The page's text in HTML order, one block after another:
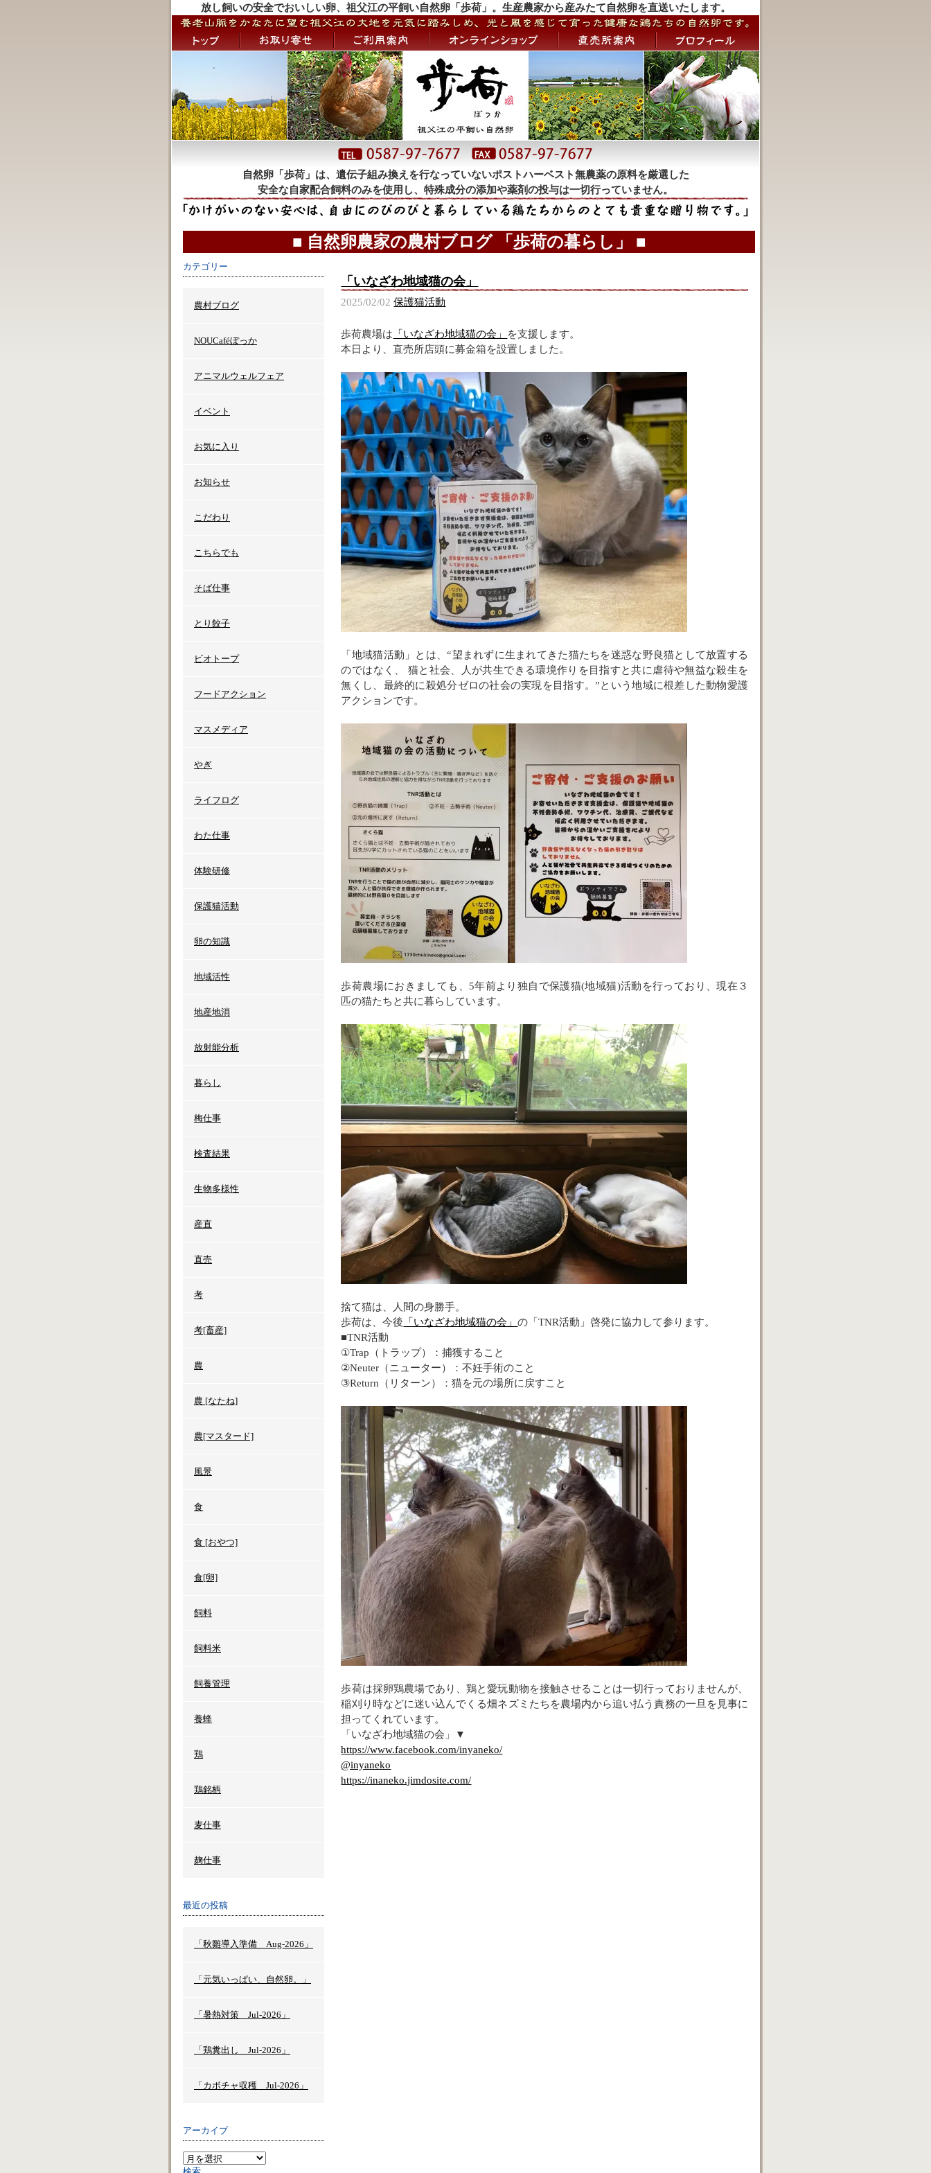
放し飼いの安全でおいしい卵、祖父江の平飼い自然卵「歩荷」。生産農家から産みたて自然卵を直送いたします。
自然卵「歩荷」は、遺伝子組み換えを行なっていないポストハーベスト無農薬の原料を厳選した
安全な自家配合飼料のみを使用し、特殊成分の添加や薬剤の投与は一切行っていません。
■ 自然卵農家の農村ブログ 「歩荷の暮らし」 ■
「いなざわ地域猫の会」
2025/02/02保護猫活動
歩荷農場は 「いなざわ地域猫の会」 を支援します。
本日より、直売所店頭に募金箱を設置しました。
「地域猫活動」とは、“望まれずに生まれてきた猫たちを迷惑な野良猫として放置する
のではなく、 猫と社会、人が共生できる環境作りを目指すと共に虐待や無益な殺生を
無くし、最終的に殺処分ゼロの社会の実現を目指す。”という地域に根差した動物愛護
アクションです。
歩荷農場におきましても、5年前より独自で保護猫(地域猫)活動を行っており、現在３
匹の猫たちと共に暮らしています。
捨て猫は、人間の身勝手。
歩荷は、今後 「いなざわ地域猫の会」の「TNR活動」啓発に協力して参ります。
■TNR活動
①Trap（トラップ）：捕獲すること
②Neuter（ニューター）：不妊手術のこと
③Return（リターン）：猫を元の場所に戻すこと
歩荷は採卵鶏農場であり、鶏と愛玩動物を接触させることは一切行っておりませんが、
稲刈り時などに迷い込んでくる畑ネズミたちを農場内から追い払う責務の一旦を見事に
担ってくれています。
「いなざわ地域猫の会」▼
https://www.facebook.com/inyaneko/
@inyaneko
https://inaneko.jimdosite.com/
カテゴリー
農村ブログ
NOUCaféぼっか
アニマルウェルフェア
イベント
お気に入り
お知らせ
こだわり
こちらでも
そば仕事
とり餃子
ビオトープ
フードアクション
マスメディア
やぎ
ライフログ
わた仕事
体験研修
保護猫活動
卵の知識
地域活性
地産地消
放射能分析
暮らし
梅仕事
検査結果
生物多様性
産直
直売
考
考[畜産]
農
農 [なたね]
農[マスタード]
風景
食
食 [おやつ]
食[卵]
飼料
飼料米
飼養管理
養蜂
鶏
鶏銘柄
麦仕事
麹仕事
最近の投稿
「秋雛導入準備 Aug-2026」
「元気いっぱい、自然卵。」
「暑熱対策 Jul-2026」
「鶏糞出し Jul-2026」
「カボチャ収穫 Jul-2026」
アーカイブ